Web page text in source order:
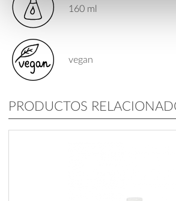
160 ml
vegan
PRODUCTOS